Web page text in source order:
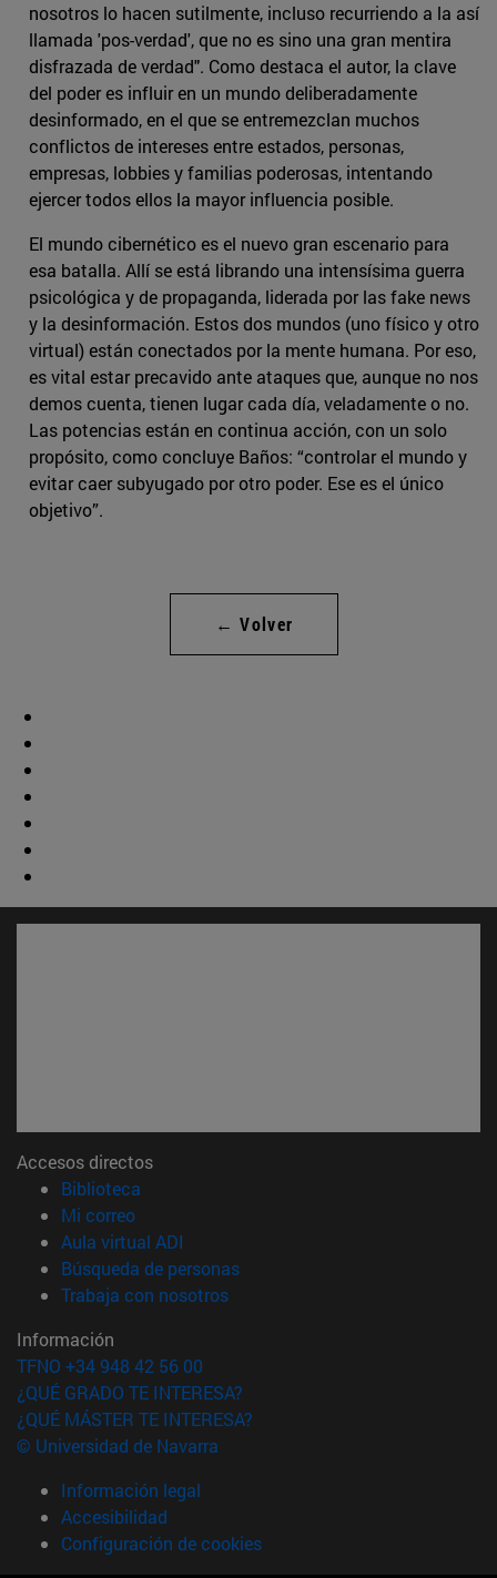
nosotros lo hacen sutilmente, incluso recurriendo a la así
llamada 'pos-verdad', que no es sino una gran mentira
disfrazada de verdad". Como destaca el autor, la clave
del poder es influir en un mundo deliberadamente
desinformado, en el que se entremezclan muchos
conflictos de intereses entre estados, personas,
empresas, lobbies y familias poderosas, intentando
ejercer todos ellos la mayor influencia posible.
El mundo cibernético es el nuevo gran escenario para
esa batalla. Allí se está librando una intensísima guerra
psicológica y de propaganda, liderada por las fake news
y la desinformación. Estos dos mundos (uno físico y otro
virtual) están conectados por la mente humana. Por eso,
es vital estar precavido ante ataques que, aunque no nos
demos cuenta, tienen lugar cada día, veladamente o no.
Las potencias están en continua acción, con un solo
propósito, como concluye Baños: “controlar el mundo y
evitar caer subyugado por otro poder. Ese es el único
objetivo”.
← Volver
Accesos directos
Biblioteca
Mi correo(abre en nueva ventana)
Aula virtual ADI
Búsqueda de personas(abre en nueva ventana)
Trabaja con nosotros(abre en nueva ventana)
Información
TFNO +34 948 42 56 00
¿QUÉ GRADO TE INTERESA?
¿QUÉ MÁSTER TE INTERESA?
© Universidad de Navarra
Información legal
Accesibilidad
Configuración de cookies